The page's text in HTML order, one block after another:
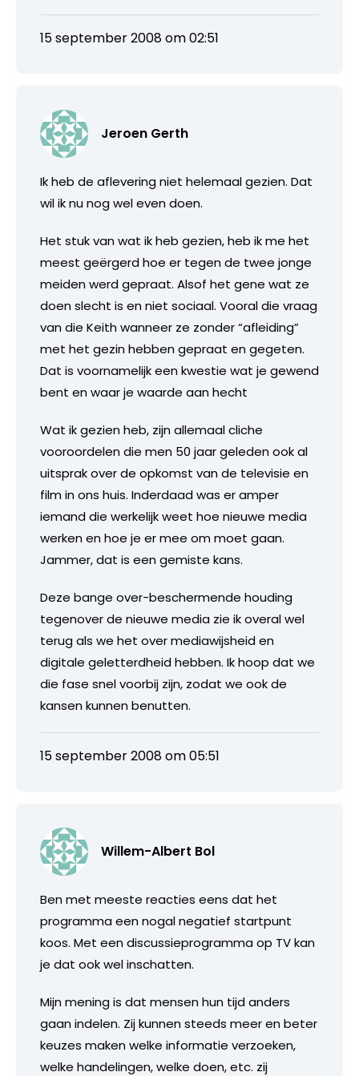
15 september 2008 om 02:51
Jeroen Gerth
Ik heb de aflevering niet helemaal gezien. Dat
wil ik nu nog wel even doen.
Het stuk van wat ik heb gezien, heb ik me het
meest geërgerd hoe er tegen de twee jonge
meiden werd gepraat. Alsof het gene wat ze
doen slecht is en niet sociaal. Vooral die vraag
van die Keith wanneer ze zonder “afleiding”
met het gezin hebben gepraat en gegeten.
Dat is voornamelijk een kwestie wat je gewend
bent en waar je waarde aan hecht
Wat ik gezien heb, zijn allemaal cliche
vooroordelen die men 50 jaar geleden ook al
uitsprak over de opkomst van de televisie en
film in ons huis. Inderdaad was er amper
iemand die werkelijk weet hoe nieuwe media
werken en hoe je er mee om moet gaan.
Jammer, dat is een gemiste kans.
Deze bange over-beschermende houding
tegenover de nieuwe media zie ik overal wel
terug als we het over mediawijsheid en
digitale geletterdheid hebben. Ik hoop dat we
die fase snel voorbij zijn, zodat we ook de
kansen kunnen benutten.
15 september 2008 om 05:51
Willem-Albert Bol
Ben met meeste reacties eens dat het
programma een nogal negatief startpunt
koos. Met een discussieprogramma op TV kan
je dat ook wel inschatten.
Mijn mening is dat mensen hun tijd anders
gaan indelen. Zij kunnen steeds meer en beter
keuzes maken welke informatie verzoeken,
welke handelingen, welke doen, etc. zij